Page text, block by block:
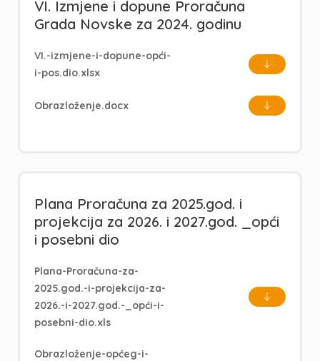
VI. Izmjene i dopune Proračuna
Grada Novske za 2024. godinu
VI.-izmjene-i-dopune-opći-
i-pos.dio.xlsx
Obrazloženje.docx
Plana Proračuna za 2025.god. i
projekcija za 2026. i 2027.god. _opći
i posebni dio
Plana-Proračuna-za-
2025.god.-i-projekcija-za-
2026.-i-2027.god.-_opći-i-
posebni-dio.xls
Obrazloženje-općeg-i-